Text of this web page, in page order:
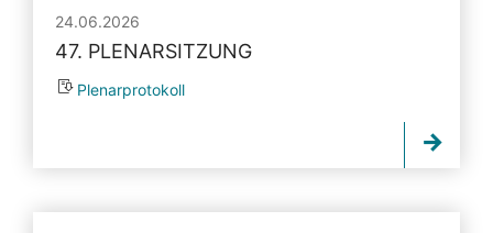
24.06.2026
47. PLENARSITZUNG
Plenarprotokoll